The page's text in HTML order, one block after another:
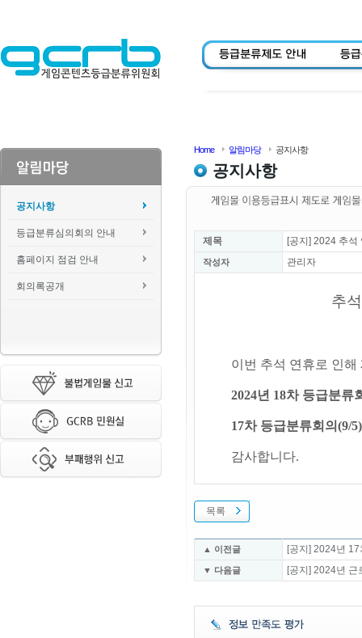
공지사항
등급분류심의회의 안내
홈페이지 점검 안내
회의록공개
Home 알림마당 공지사항
공지사항
제목 [공지] 2024 추석
작성자 관리자
추
이번 추석 연휴로 인
2024년 18차 등급분류
17차 등급분류회의(9/
감사합니다.
목록
▲ 이전글 [공지] 2024년
▼ 다음글 [공지] 2024년 근